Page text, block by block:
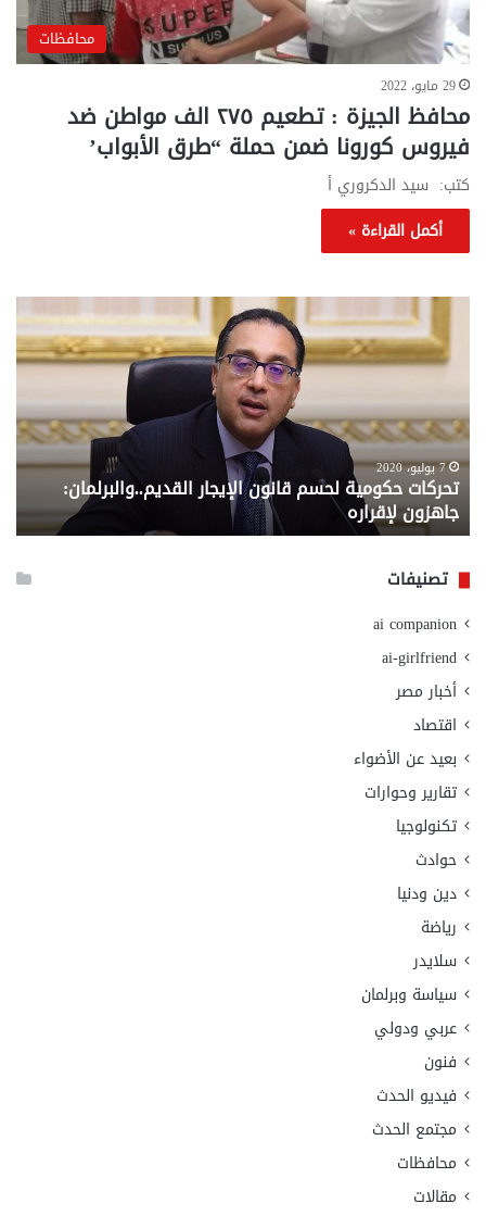
محافظات
29 مايو، 2022
محافظ الجيزة : تطعيم ٢٧٥ الف مواطن ضد
فيروس كورونا ضمن حملة “طرق الأبواب’
كتب: سيد الدكروري أ
أكمل القراءة »
تحركات
حكومية
لحسم
قانون
القديم..والبرلمان:
جاهزون
لإقراره
7 يوليو، 2020
تحركات حكومية لحسم قانون الإيجار القديم..والبرلمان:
جاهزون لإقراره
..
من
تصنيفات
ai companion
ai-girlfriend
أخبار مصر
اقتصاد
بعيد عن الأضواء
تقارير وحوارات
تكنولوجيا
حوادث
دين ودنيا
رياضة
سلايدر
سياسة وبرلمان
عربي ودولي
فنون
فيديو الحدث
مجتمع الحدث
محافظات
مقالات